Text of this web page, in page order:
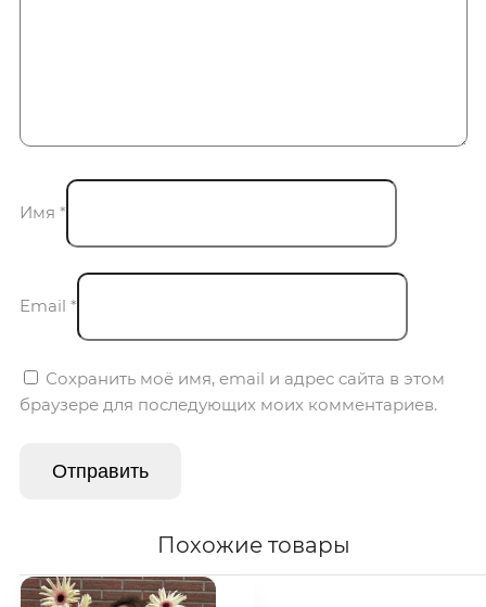
Имя *
Email *
Сохранить моё имя, email и адрес сайта в этом
браузере для последующих моих комментариев.
Похожие товары